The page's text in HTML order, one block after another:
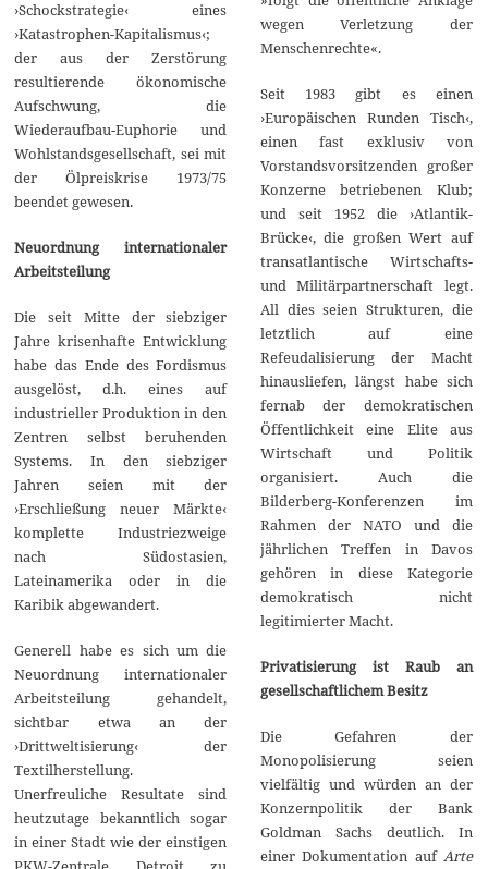
›Schockstrategie‹ eines
›Katastrophen-Kapitalismus‹;
der aus der Zerstörung
resultierende ökonomische
Aufschwung, die
Wiederaufbau-Euphorie und
Wohlstandsgesellschaft, sei mit
der Ölpreiskrise 1973/75
beendet gewesen.
Neuordnung internationaler
Arbeitsteilung
Die seit Mitte der siebziger
Jahre krisenhafte Entwicklung
habe das Ende des Fordismus
ausgelöst, d.h. eines auf
industrieller Produktion in den
Zentren selbst beruhenden
Systems. In den siebziger
Jahren seien mit der
›Erschließung neuer Märkte‹
komplette Industriezweige
nach Südostasien,
Lateinamerika oder in die
Karibik abgewandert.
Generell habe es sich um die
Neuordnung internationaler
Arbeitsteilung gehandelt,
sichtbar etwa an der
›Drittweltisierung‹ der
Textilherstellung.
Unerfreuliche Resultate sind
heutzutage bekanntlich sogar
in einer Stadt wie der einstigen
wegen Verletzung der
Menschenrechte«.
Seit 1983 gibt es einen
›Europäischen Runden Tisch‹,
einen fast exklusiv von
Vorstandsvorsitzenden großer
Konzerne betriebenen Klub;
und seit 1952 die ›Atlantik-
Brücke‹, die großen Wert auf
transatlantische Wirtschafts-
und Militärpartnerschaft legt.
All dies seien Strukturen, die
letztlich auf eine
Refeudalisierung der Macht
hinausliefen, längst habe sich
fernab der demokratischen
Öffentlichkeit eine Elite aus
Wirtschaft und Politik
organisiert. Auch die
Bilderberg-Konferenzen im
Rahmen der NATO und die
jährlichen Treffen in Davos
gehören in diese Kategorie
demokratisch nicht
legitimierter Macht.
Privatisierung ist Raub an
gesellschaftlichem Besitz
Die Gefahren der
Monopolisierung seien
vielfältig und würden an der
Konzernpolitik der Bank
Goldman Sachs deutlich. In
einer Dokumentation auf Arte